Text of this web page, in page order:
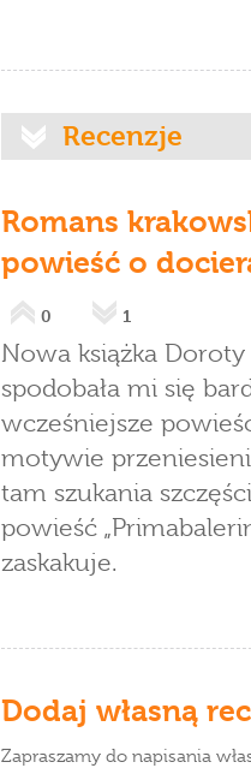
Recenzje
Romans
powieść o
0 1
Nowa książka
spodobała mi się
wcześniejsze
motywie
tam szukania
powieść
zaskakuje.
Dodaj własną
Zapraszamy do napisania